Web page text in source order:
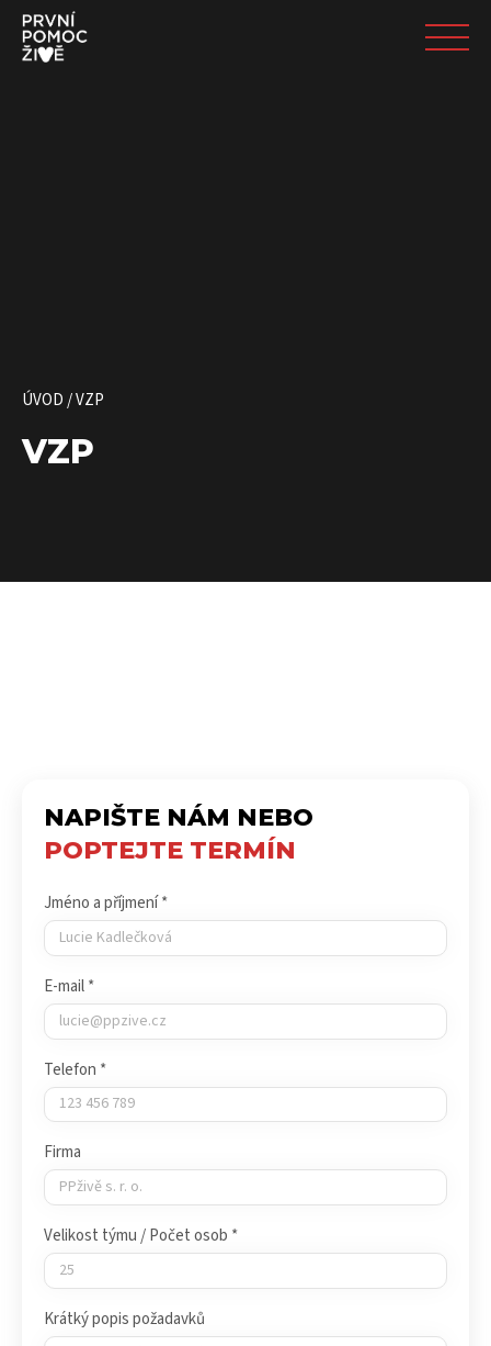
ÚVOD/VZP
VZP
NAPIŠTE NÁM NEBO
POPTEJTE TERMÍN
Jméno a příjmení *
E-mail *
Telefon *
Firma
Velikost týmu / Počet osob *
Krátký popis požadavků